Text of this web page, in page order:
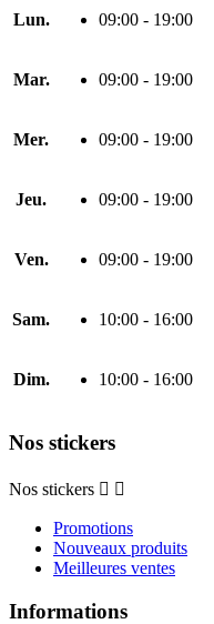
Lun. 09:00 - 19:00
Mar. 09:00 - 19:00
Mer. 09:00 - 19:00
Jeu. 09:00 - 19:00
Ven. 09:00 - 19:00
Sam. 10:00 - 16:00
Dim. 10:00 - 16:00
Nos stickers
Nos stickers  
Promotions
Nouveaux produits
Meilleures ventes
Informations